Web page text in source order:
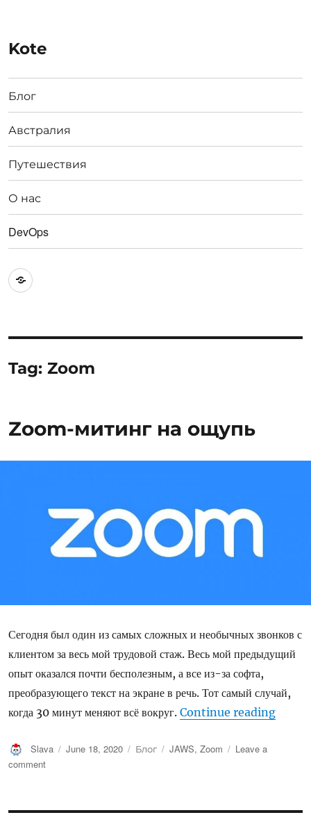
Kote
Блог
Австралия
Путешествия
О нас
DevOps
Австралия
Tag:Zoom
Zoom-митинг на ощупь
Сегодня был один из самых сложных и необычных звонков с
клиентом за весь мой трудовой стаж. Весь мой предыдущий
опыт оказался почти бесполезным, а все из-за софта,
преобразующего текст на экране в речь. Тот самый случай,
когда 30 минут меняют всё вокруг. Continue reading
Author
Slava
Posted
June 18, 2020 Categories
Блог Tags
JAWS,Zoom
Leave a
commenton
на